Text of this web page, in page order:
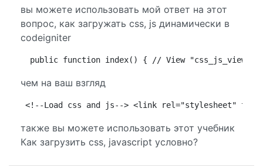
вы можете использовать мой ответ на этот
вопрос, как загружать css, js динамически в
codeigniter
public function index() { // View
чем на ваш взгляд
<!--Load css and js--> <link rel="stylesheet"
также вы можете использовать этот учебник
Как загрузить css, javascript условно?